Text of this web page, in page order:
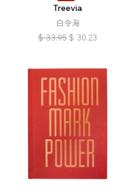
Treevia
白令海
$ 33.95 $ 30.23